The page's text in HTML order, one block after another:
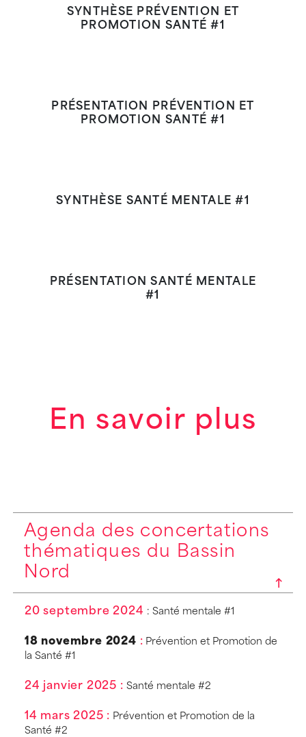
SYNTHÈSE PRÉVENTION ET
PROMOTION SANTÉ #1
PRÉSENTATION PRÉVENTION ET
PROMOTION SANTÉ #1
SYNTHÈSE SANTÉ MENTALE #1
PRÉSENTATION SANTÉ MENTALE
#1
En savoir plus
Agenda des concertations
thématiques du Bassin
Nord
20 septembre 2024 : Santé mentale #1
18 novembre 2024 : Prévention et Promotion de
la Santé #1
24 janvier 2025 : Santé mentale #2
14 mars 2025 : Prévention et Promotion de la
Santé #2